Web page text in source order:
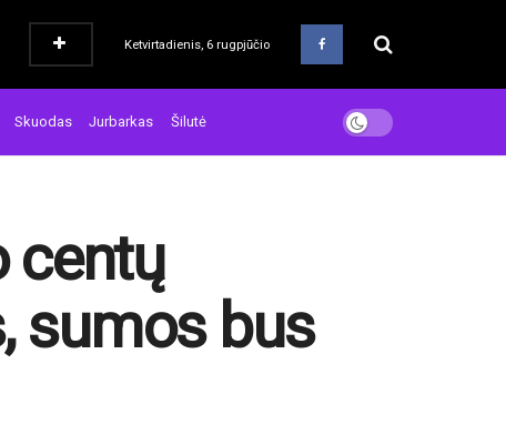
Ketvirtadienis, 6 rugpjūčio
Skuodas Jurbarkas Šilutė
centų
sumos bus